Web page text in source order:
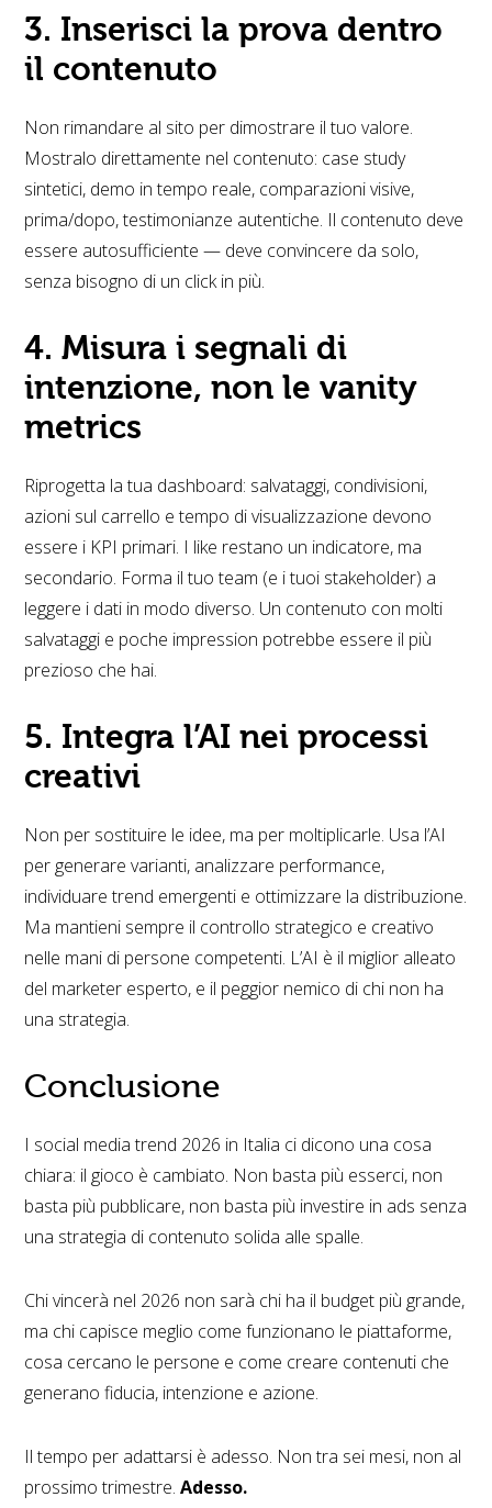
3. Inserisci la prova dentro
il contenuto
Non rimandare al sito per dimostrare il tuo valore.
Mostralo direttamente nel contenuto: case study
sintetici, demo in tempo reale, comparazioni visive,
prima/dopo, testimonianze autentiche. Il contenuto deve
essere autosufficiente — deve convincere da solo,
senza bisogno di un click in più.
4. Misura i segnali di
intenzione, non le vanity
metrics
Riprogetta la tua dashboard: salvataggi, condivisioni,
azioni sul carrello e tempo di visualizzazione devono
essere i KPI primari. I like restano un indicatore, ma
secondario. Forma il tuo team (e i tuoi stakeholder) a
leggere i dati in modo diverso. Un contenuto con molti
salvataggi e poche impression potrebbe essere il più
prezioso che hai.
5. Integra l’AI nei processi
creativi
Non per sostituire le idee, ma per moltiplicarle. Usa l’AI
per generare varianti, analizzare performance,
individuare trend emergenti e ottimizzare la distribuzione.
Ma mantieni sempre il controllo strategico e creativo
nelle mani di persone competenti. L’AI è il miglior alleato
del marketer esperto, e il peggior nemico di chi non ha
una strategia.
Conclusione
I social media trend 2026 in Italia ci dicono una cosa
chiara: il gioco è cambiato. Non basta più esserci, non
basta più pubblicare, non basta più investire in ads senza
una strategia di contenuto solida alle spalle.
Chi vincerà nel 2026 non sarà chi ha il budget più grande,
ma chi capisce meglio come funzionano le piattaforme,
cosa cercano le persone e come creare contenuti che
generano fiducia, intenzione e azione.
Il tempo per adattarsi è adesso. Non tra sei mesi, non al
prossimo trimestre. Adesso.